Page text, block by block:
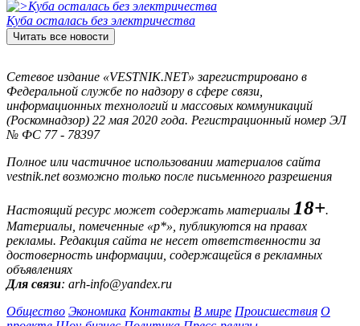
Куба осталась без электричества
Читать все новости
Сетевое издание «VESTNIK.NET» зарегистрировано в
Федеральной службе по надзору в сфере связи,
информационных технологий и массовых коммуникаций
(Роскомнадзор) 22 мая 2020 года. Регистрационный номер ЭЛ
№ ФС 77 - 78397
Полное или частичное использовании материалов сайта
vestnik.net возможно только после письменного разрешения
Настоящий ресурс может содержать материалы 18+.
Материалы, помеченные «р*», публикуются на правах
рекламы. Редакция сайта не несет ответственности за
достоверность информации, содержащейся в рекламных
объявлениях
Для связи: arh-info@yandex.ru
Общество Экономика Контакты В мире Происшествия О